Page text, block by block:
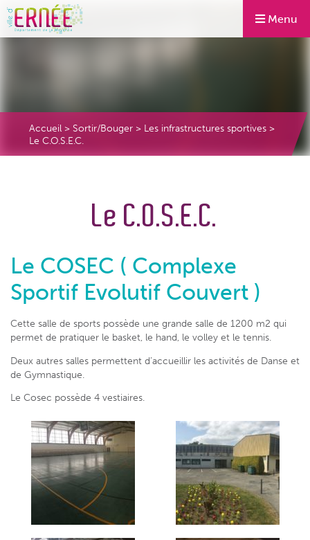
Menu
Accueil > Sortir/Bouger > Les infrastructures sportives >
Le C.O.S.E.C.
Le C.O.S.E.C.
Le COSEC ( Complexe
Sportif Evolutif Couvert )
Cette salle de sports possède une grande salle de 1200 m2 qui
permet de pratiquer le basket, le hand, le volley et le tennis.
Deux autres salles permettent d’accueillir les activités de Danse et
de Gymnastique.
Le Cosec possède 4 vestiaires.